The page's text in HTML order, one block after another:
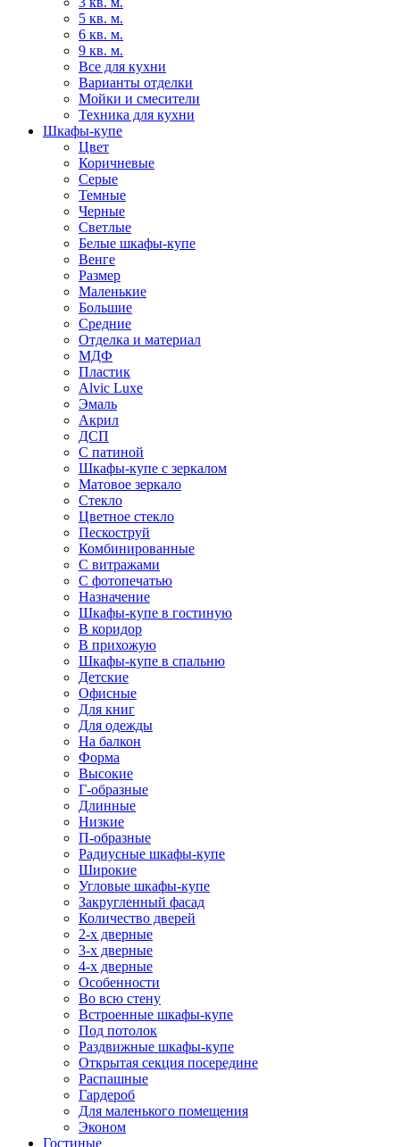
5 кв. м.
6 кв. м.
9 кв. м.
Все для кухни
Варианты отделки
Мойки и смесители
Техника для кухни
Шкафы-купе
Цвет
Коричневые
Серые
Темные
Черные
Светлые
Белые шкафы-купе
Венге
Размер
Маленькие
Большие
Средние
Отделка и материал
МДФ
Пластик
Alvic Luxe
Эмаль
Акрил
ДСП
С патиной
Шкафы-купе с зеркалом
Матовое зеркало
Стекло
Цветное стекло
Пескоструй
Комбинированные
С витражами
С фотопечатью
Назначение
Шкафы-купе в гостиную
В коридор
В прихожую
Шкафы-купе в спальню
Детские
Офисные
Для книг
Для одежды
На балкон
Форма
Высокие
Г-образные
Длинные
Низкие
П-образные
Радиусные шкафы-купе
Широкие
Угловые шкафы-купе
Закругленный фасад
Количество дверей
2-х дверные
3-х дверные
4-х дверные
Особенности
Во всю стену
Встроенные шкафы-купе
Под потолок
Раздвижные шкафы-купе
Открытая секция посередине
Распашные
Гардероб
Для маленького помещения
Эконом
Гостиные